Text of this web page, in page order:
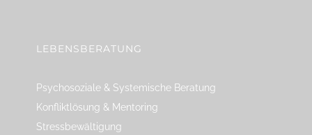
LEBENSBERATUNG
Psychosoziale & Systemische Beratung
Konfliktlösung & Mentoring
Stressbewältigung